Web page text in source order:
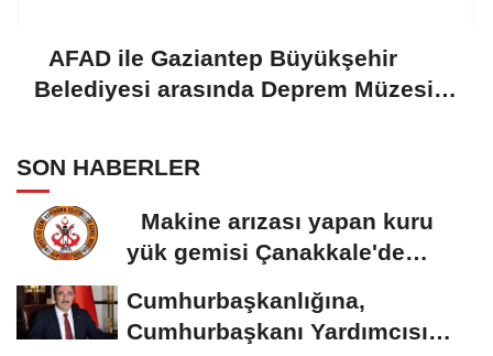
AFAD ile Gaziantep Büyükşehir
Belediyesi arasında Deprem Müzesi
SON HABERLER
Makine arızası yapan kuru
yük gemisi Çanakkale'de
Cumhurbaşkanlığına,
Cumhurbaşkanı Yardımcısı